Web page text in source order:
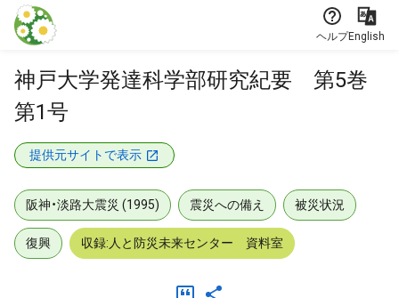
本文に飛ぶ
ヘルプEnglish
神戸大学発達科学部研究紀要 第5巻
第1号
提供元サイトで表示
阪神・淡路大震災 (1995) 震災への備え 被災状況
復興 収録:人と防災未来センター 資料室